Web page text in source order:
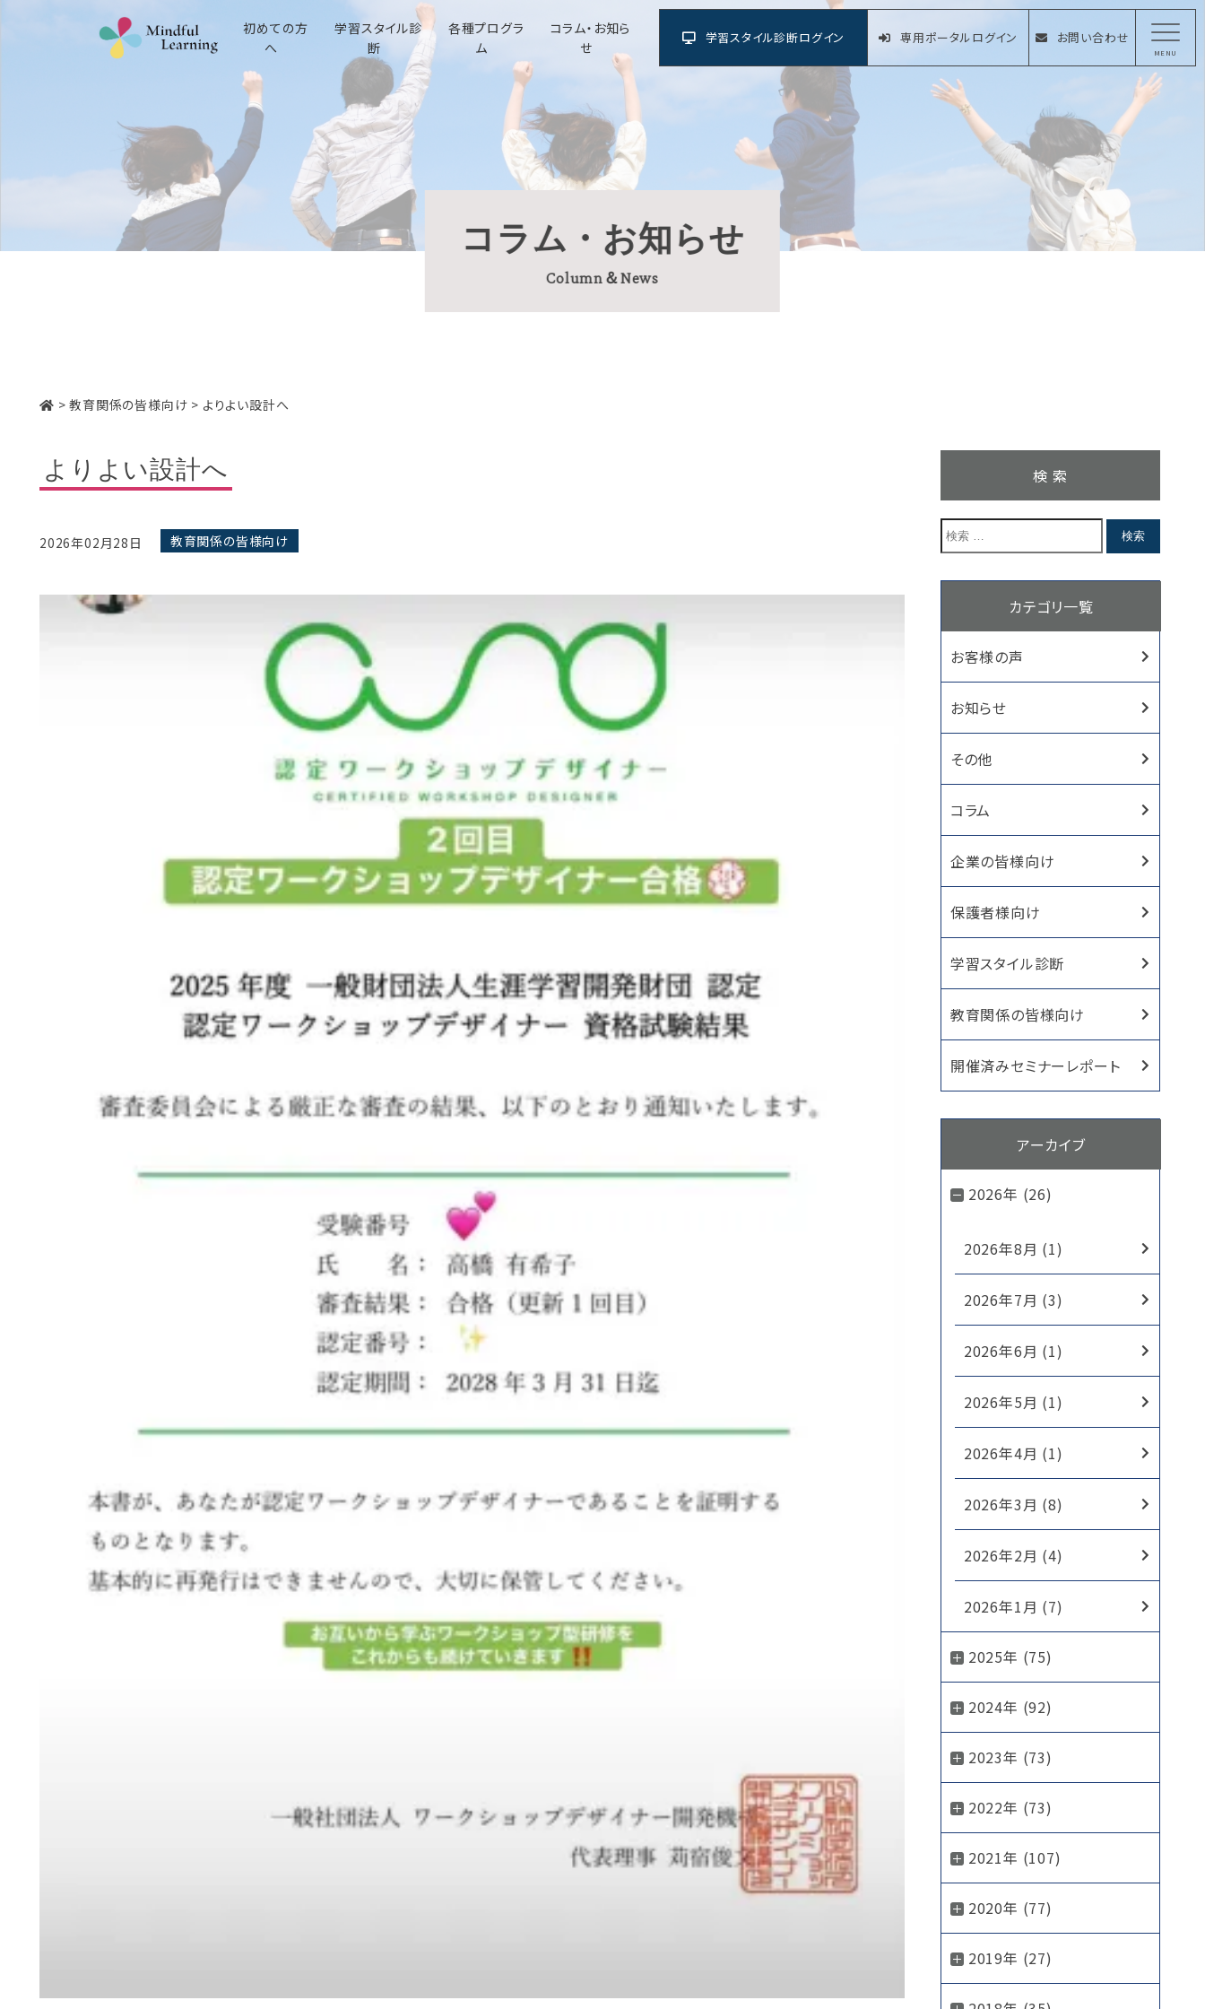
初めての方
へ
学習スタイル診
断
各種プログラ
ム
コラム・お知ら
せ
学習スタイル診断ログイン 専用ポータルログイン お問い合わせ
MENU
コラム・お知らせ
Column＆News
>教育関係の皆様向け > よりよい設計へ
よりよい設計へ
2026年02月28日 教育関係の皆様向け
検 索
カテゴリ一覧
お客様の声
お知らせ
その他
コラム
企業の皆様向け
保護者様向け
学習スタイル診断
教育関係の皆様向け
開催済みセミナーレポート
アーカイブ
2026年 (26)
2026年8月 (1)
2026年7月 (3)
2026年6月 (1)
2026年5月 (1)
2026年4月 (1)
2026年3月 (8)
2026年2月 (4)
2026年1月 (7)
2025年 (75)
2024年 (92)
2023年 (73)
2022年 (73)
2021年 (107)
2020年 (77)
2019年 (27)